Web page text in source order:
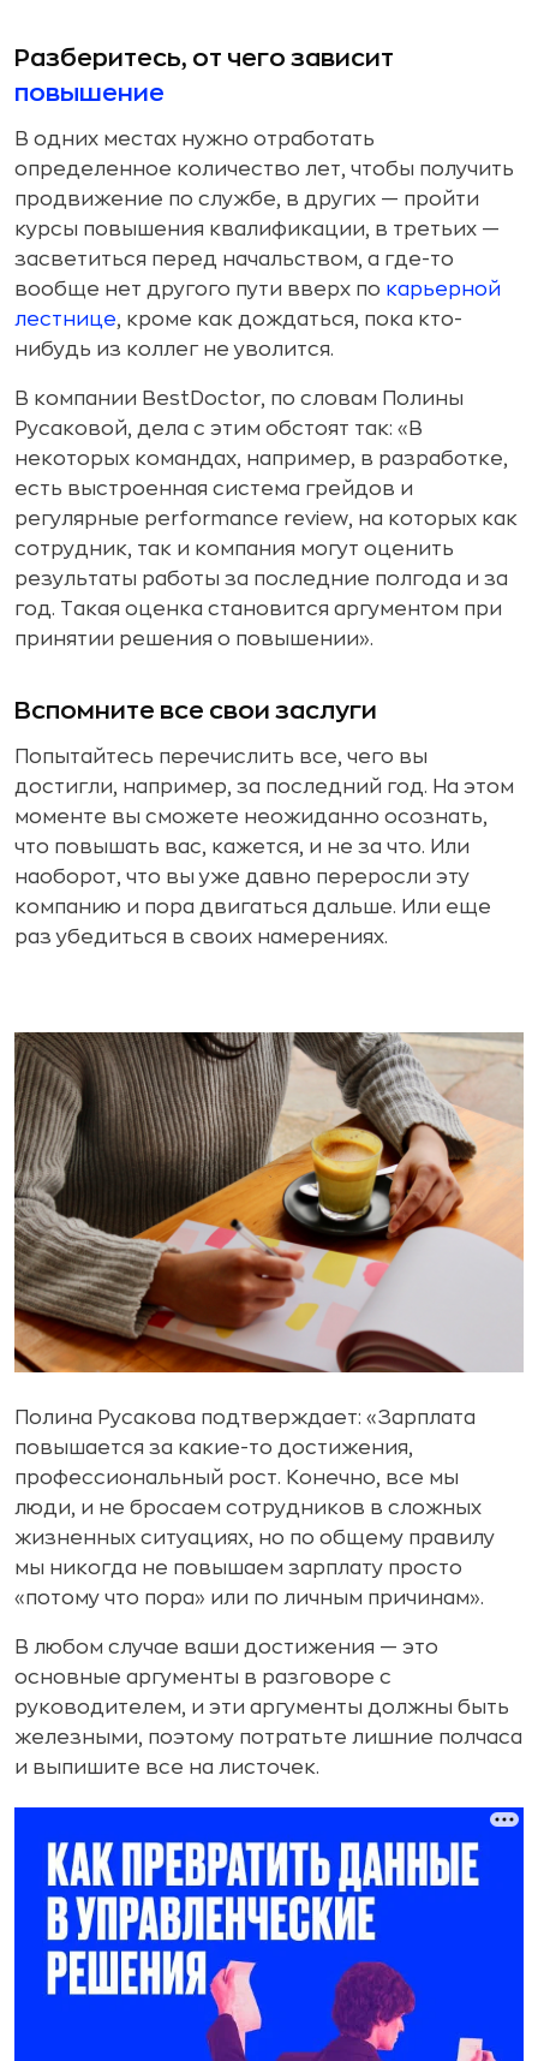
Разберитесь, от чего зависит
повышение
В одних местах нужно отработать
определенное количество лет, чтобы получить
продвижение по службе, в других — пройти
курсы повышения квалификации, в третьих —
засветиться перед начальством, а где-то
вообще нет другого пути вверх по карьерной
лестнице, кроме как дождаться, пока кто-
нибудь из коллег не уволится.
В компании BestDoctor, по словам Полины
Русаковой, дела с этим обстоят так: «В
некоторых командах, например, в разработке,
есть выстроенная система грейдов и
регулярные performance review, на которых как
сотрудник, так и компания могут оценить
результаты работы за последние полгода и за
год. Такая оценка становится аргументом при
принятии решения о повышении».
Вспомните все свои заслуги
Попытайтесь перечислить все, чего вы
достигли, например, за последний год. На этом
моменте вы сможете неожиданно осознать,
что повышать вас, кажется, и не за что. Или
наоборот, что вы уже давно переросли эту
компанию и пора двигаться дальше. Или еще
раз убедиться в своих намерениях.
Полина Русакова подтверждает: «Зарплата
повышается за какие-то достижения,
профессиональный рост. Конечно, все мы
люди, и не бросаем сотрудников в сложных
жизненных ситуациях, но по общему правилу
мы никогда не повышаем зарплату просто
«потому что пора» или по личным причинам».
В любом случае ваши достижения — это
основные аргументы в разговоре с
руководителем, и эти аргументы должны быть
железными, поэтому потратьте лишние полчаса
и выпишите все на листочек.